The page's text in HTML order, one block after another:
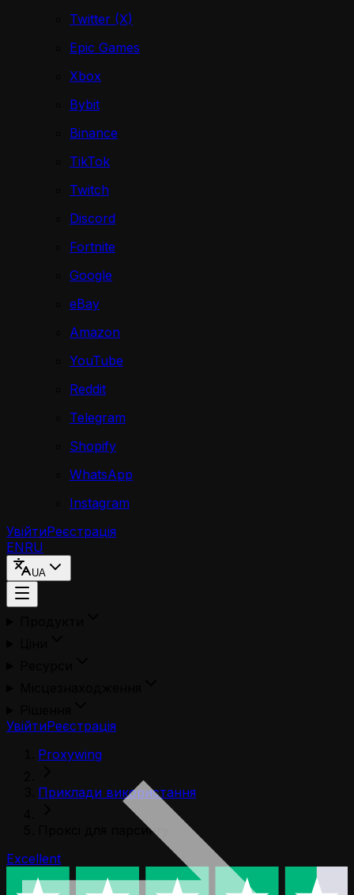
Twitter (X)
Epic Games
Xbox
Bybit
Binance
TikTok
Twitch
Discord
Fortnite
Google
eBay
Amazon
YouTube
Reddit
Telegram
Shopify
WhatsApp
Instagram
УвійтиРеєстрація
ENRU
UA
УвійтиРеєстрація
Proxywing
Приклади використання
Проксі для парсингу
Excellent